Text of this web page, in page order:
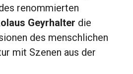
renommierten
Geyrhalter die
des menschlichen
mit Szenen aus der